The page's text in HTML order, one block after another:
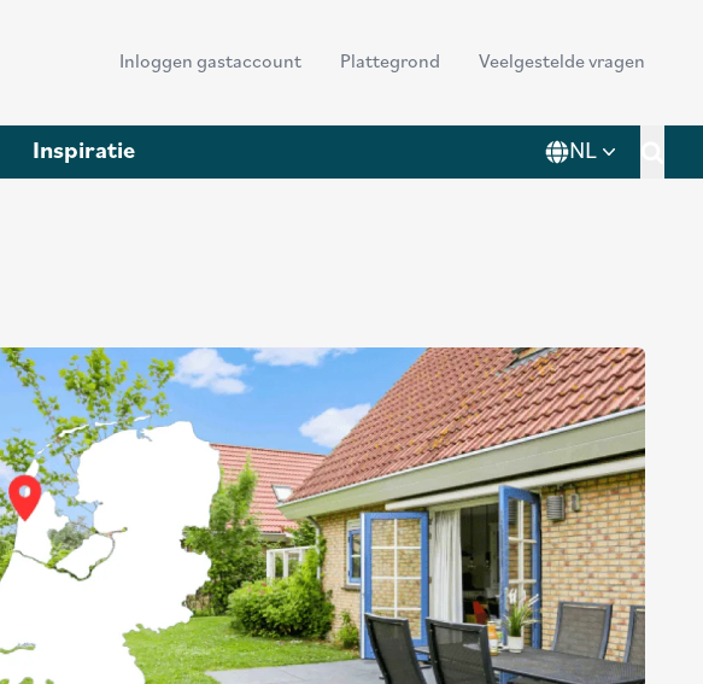
Header
Inloggen gastaccount Plattegrond Veelgestelde vragen
Inspiratie NL